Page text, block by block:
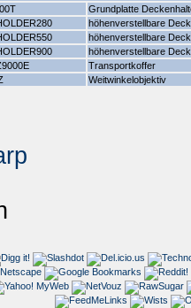
Grundplatte
höhenverstellbare
höhenverstellbare
höhenverstellbare
Transportkoffer
Weitwinkelobjektiv